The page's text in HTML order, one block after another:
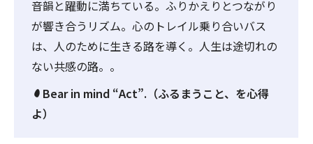
音韻と躍動に満ちている。ふりかえりとつながり
が響き合うリズム。心のトレイル乗り合いバス
は、人のために生きる路を導く。人生は途切れの
ない共感の路。。
Bear in mind “Act”.（ふるまうこと、を心得
よ）